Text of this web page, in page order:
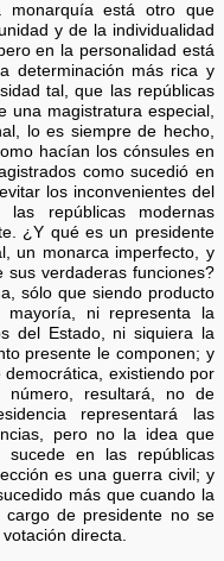
monarquía está otro que
y de la individualidad
en la personalidad está
determinación más rica y
tal, que las repúblicas
una magistratura especial,
lo es siempre de hecho,
hacían los cónsules en
como sucedió en
los inconvenientes del
las repúblicas modernas
¿Y qué es un presidente
un monarca imperfecto, y
sus verdaderas funciones?
sólo que siendo producto
ni representa la
del Estado, ni siquiera la
presente le componen; y
existiendo por
resultará, no de
representará las
pero no la idea que
en las repúblicas
es una guerra civil; y
más que cuando la
de presidente no se
directa.